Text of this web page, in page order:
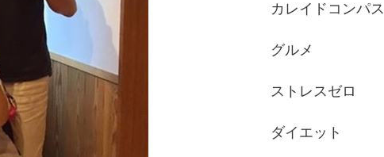
カレイドコンパス
グルメ
ストレスゼロ
ダイエット